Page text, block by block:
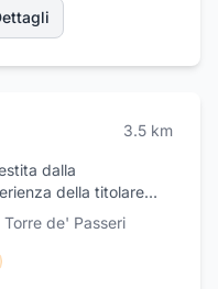
3.5 km
dalla
della titolare
floreali curati per
e cerimonie
per qualsiasi
composizioni,
Torre de' Passeri